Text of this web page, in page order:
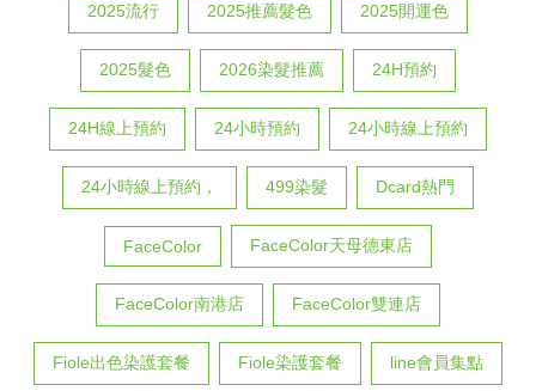
2025流行 2025推薦髮色 2025開運色
2025髮色 2026染髮推薦 24H預約
24H線上預約 24小時預約 24小時線上預約
24小時線上預約， 499染髮 Dcard熱門
FaceColor FaceColor天母德東店
FaceColor南港店 FaceColor雙連店
Fiole出色染護套餐 Fiole染護套餐 line會員集點